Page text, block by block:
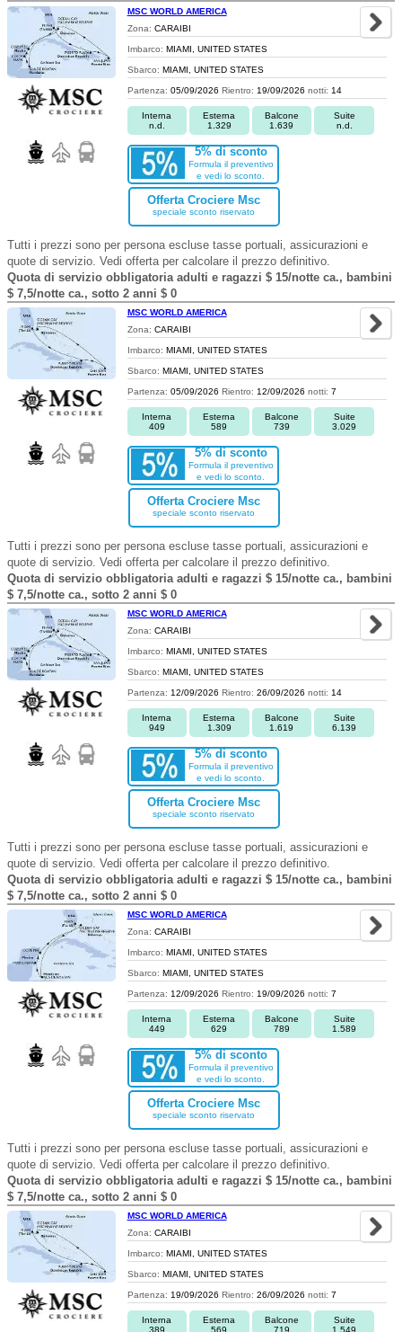
MSC WORLD AMERICA
Zona: CARAIBI
Imbarco: MIAMI, UNITED STATES
Sbarco: MIAMI, UNITED STATES
Partenza: 05/09/2026 Rientro: 19/09/2026 notti: 14
Interna
n.d.
Esterna
1.329
Balcone
1.639
Suite
n.d.
5% di sconto
Formula il preventivo
e vedi lo sconto.
Offerta Crociere Msc
speciale sconto riservato
Tutti i prezzi sono per persona escluse tasse portuali, assicurazioni e
quote di servizio. Vedi offerta per calcolare il prezzo definitivo.
Quota di servizio obbligatoria adulti e ragazzi $ 15/notte ca., bambini
$ 7,5/notte ca., sotto 2 anni $ 0
MSC WORLD AMERICA
Zona: CARAIBI
Imbarco: MIAMI, UNITED STATES
Sbarco: MIAMI, UNITED STATES
Partenza: 05/09/2026 Rientro: 12/09/2026 notti: 7
Interna
409
Esterna
589
Balcone
739
Suite
3.029
5% di sconto
Formula il preventivo
e vedi lo sconto.
Offerta Crociere Msc
speciale sconto riservato
Tutti i prezzi sono per persona escluse tasse portuali, assicurazioni e
quote di servizio. Vedi offerta per calcolare il prezzo definitivo.
Quota di servizio obbligatoria adulti e ragazzi $ 15/notte ca., bambini
$ 7,5/notte ca., sotto 2 anni $ 0
MSC WORLD AMERICA
Zona: CARAIBI
Imbarco: MIAMI, UNITED STATES
Sbarco: MIAMI, UNITED STATES
Partenza: 12/09/2026 Rientro: 26/09/2026 notti: 14
Interna
949
Esterna
1.309
Balcone
1.619
Suite
6.139
5% di sconto
Formula il preventivo
e vedi lo sconto.
Offerta Crociere Msc
speciale sconto riservato
Tutti i prezzi sono per persona escluse tasse portuali, assicurazioni e
quote di servizio. Vedi offerta per calcolare il prezzo definitivo.
Quota di servizio obbligatoria adulti e ragazzi $ 15/notte ca., bambini
$ 7,5/notte ca., sotto 2 anni $ 0
MSC WORLD AMERICA
Zona: CARAIBI
Imbarco: MIAMI, UNITED STATES
Sbarco: MIAMI, UNITED STATES
Partenza: 12/09/2026 Rientro: 19/09/2026 notti: 7
Interna
449
Esterna
629
Balcone
789
Suite
1.589
5% di sconto
Formula il preventivo
e vedi lo sconto.
Offerta Crociere Msc
speciale sconto riservato
Tutti i prezzi sono per persona escluse tasse portuali, assicurazioni e
quote di servizio. Vedi offerta per calcolare il prezzo definitivo.
Quota di servizio obbligatoria adulti e ragazzi $ 15/notte ca., bambini
$ 7,5/notte ca., sotto 2 anni $ 0
MSC WORLD AMERICA
Zona: CARAIBI
Imbarco: MIAMI, UNITED STATES
Sbarco: MIAMI, UNITED STATES
Partenza: 19/09/2026 Rientro: 26/09/2026 notti: 7
Interna
389
Esterna
569
Balcone
719
Suite
1.549